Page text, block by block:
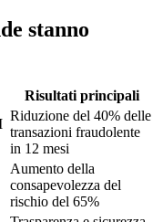
stanno
Risultati principali
Riduzione del 40% delle
transazioni fraudolente
in 12 mesi
Aumento della
consapevolezza del
rischio del 65%